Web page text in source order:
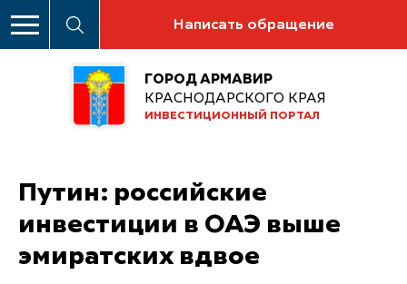
Написать обращение
ГОРОД АРМАВИР
КРАСНОДАРСКОГО КРАЯ
ИНВЕСТИЦИОННЫЙ ПОРТАЛ
Путин: российские
инвестиции в ОАЭ выше
эмиратских вдвое